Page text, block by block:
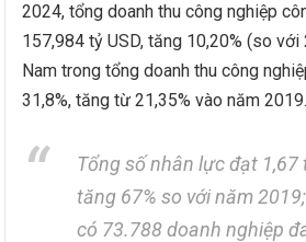
2024, tổng doanh thu công nghiệp
157,984 tỷ USD, tăng 10,20% (so với
Nam trong tổng doanh thu công
31,8%, tăng từ 21,35% vào năm 2019.
Tổng số nhân lực đạt 1,67
tăng 67% so với năm
có 73.788 doanh nghiệp